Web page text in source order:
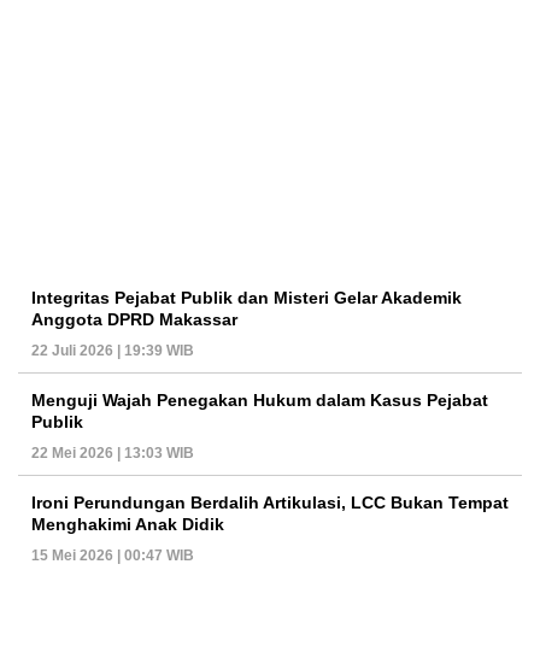
Integritas Pejabat Publik dan Misteri Gelar Akademik
Anggota DPRD Makassar
22 Juli 2026 | 19:39 WIB
Menguji Wajah Penegakan Hukum dalam Kasus Pejabat
Publik
22 Mei 2026 | 13:03 WIB
Ironi Perundungan Berdalih Artikulasi, LCC Bukan Tempat
Menghakimi Anak Didik
15 Mei 2026 | 00:47 WIB